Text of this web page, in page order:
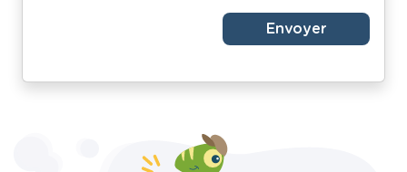
Envoyer